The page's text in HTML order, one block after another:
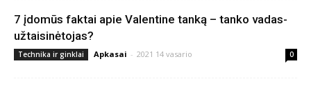
7 įdomūs faktai apie Valentine tanką – tanko vadas-
užtaisinėtojas?
Technika ir ginklai Apkasai - 2021 14 vasario 0